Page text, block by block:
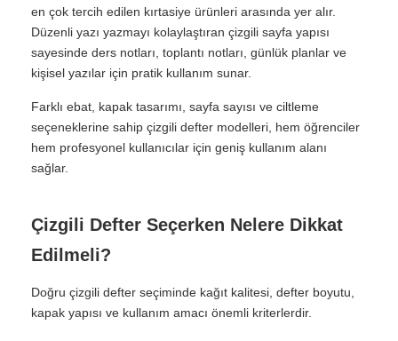
en çok tercih edilen kırtasiye ürünleri arasında yer alır.
Düzenli yazı yazmayı kolaylaştıran çizgili sayfa yapısı
sayesinde ders notları, toplantı notları, günlük planlar ve
kişisel yazılar için pratik kullanım sunar.
Farklı ebat, kapak tasarımı, sayfa sayısı ve ciltleme
seçeneklerine sahip çizgili defter modelleri, hem öğrenciler
hem profesyonel kullanıcılar için geniş kullanım alanı
sağlar.
Çizgili Defter Seçerken Nelere Dikkat
Edilmeli?
Doğru çizgili defter seçiminde kağıt kalitesi, defter boyutu,
kapak yapısı ve kullanım amacı önemli kriterlerdir.